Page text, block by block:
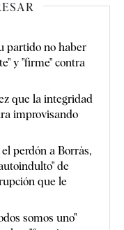
partido no haber
y "firme" contra
que la integridad
improvisando
perdón a Borràs,
de
que le
somos uno"